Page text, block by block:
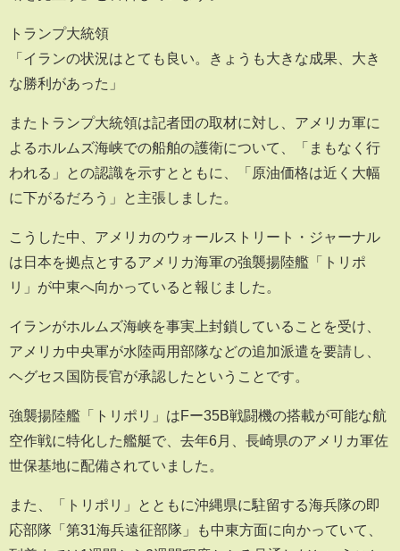
トランプ大統領
「イランの状況はとても良い。きょうも大きな成果、大き
な勝利があった」
またトランプ大統領は記者団の取材に対し、アメリカ軍に
よるホルムズ海峡での船舶の護衛について、「まもなく行
われる」との認識を示すとともに、「原油価格は近く大幅
に下がるだろう」と主張しました。
こうした中、アメリカのウォールストリート・ジャーナル
は日本を拠点とするアメリカ海軍の強襲揚陸艦「トリポ
リ」が中東へ向かっていると報じました。
イランがホルムズ海峡を事実上封鎖していることを受け、
アメリカ中央軍が水陸両用部隊などの追加派遣を要請し、
ヘグセス国防長官が承認したということです。
強襲揚陸艦「トリポリ」はFー35B戦闘機の搭載が可能な航
空作戦に特化した艦艇で、去年6月、長崎県のアメリカ軍佐
世保基地に配備されていました。
また、「トリポリ」とともに沖縄県に駐留する海兵隊の即
応部隊「第31海兵遠征部隊」も中東方面に向かっていて、